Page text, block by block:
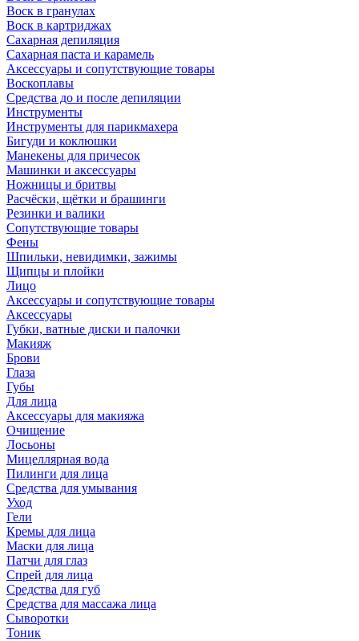
Воск в гранулах
Воск в картриджах
Сахарная депиляция
Сахарная паста и карамель
Аксессуары и сопутствующие товары
Воскоплавы
Средства до и после депиляции
Инструменты
Инструменты для парикмахера
Бигуди и коклюшки
Манекены для причесок
Машинки и аксессуары
Ножницы и бритвы
Расчёски, щётки и брашинги
Резинки и валики
Сопутствующие товары
Фены
Шпильки, невидимки, зажимы
Щипцы и плойки
Лицо
Аксессуары и сопутствующие товары
Аксессуары
Губки, ватные диски и палочки
Макияж
Брови
Глаза
Губы
Для лица
Аксессуары для макияжа
Очищение
Лосьоны
Мицеллярная вода
Пилинги для лица
Средства для умывания
Уход
Гели
Кремы для лица
Маски для лица
Патчи для глаз
Спрей для лица
Средства для губ
Средства для массажа лица
Сыворотки
Тоник